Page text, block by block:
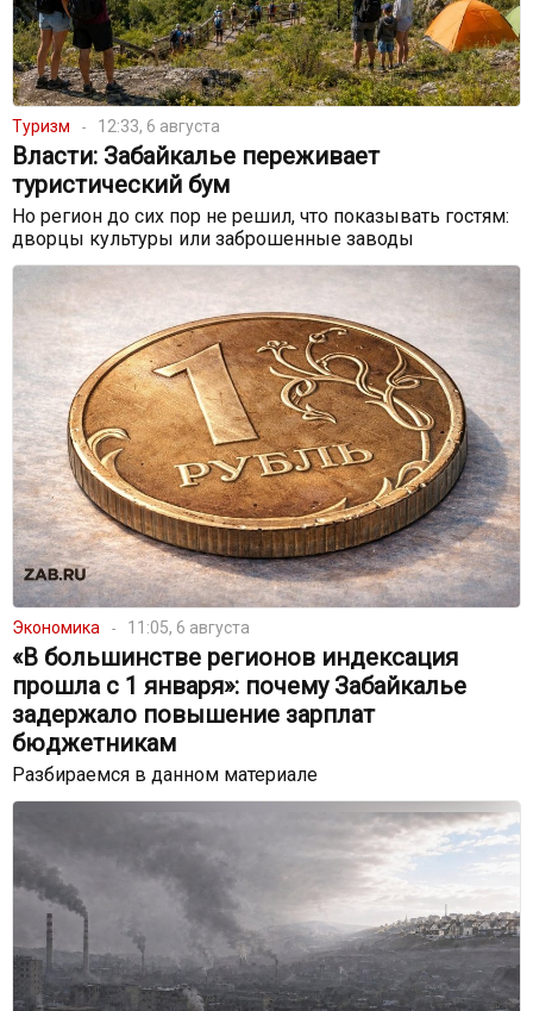
Туризм 12:33, 6 августа
Власти: Забайкалье переживает
туристический бум
Но регион до сих пор не решил, что показывать гостям:
дворцы культуры или заброшенные заводы
Экономика 11:05, 6 августа
«В большинстве регионов индексация
прошла с 1 января»: почему Забайкалье
задержало повышение зарплат
бюджетникам
Разбираемся в данном материале